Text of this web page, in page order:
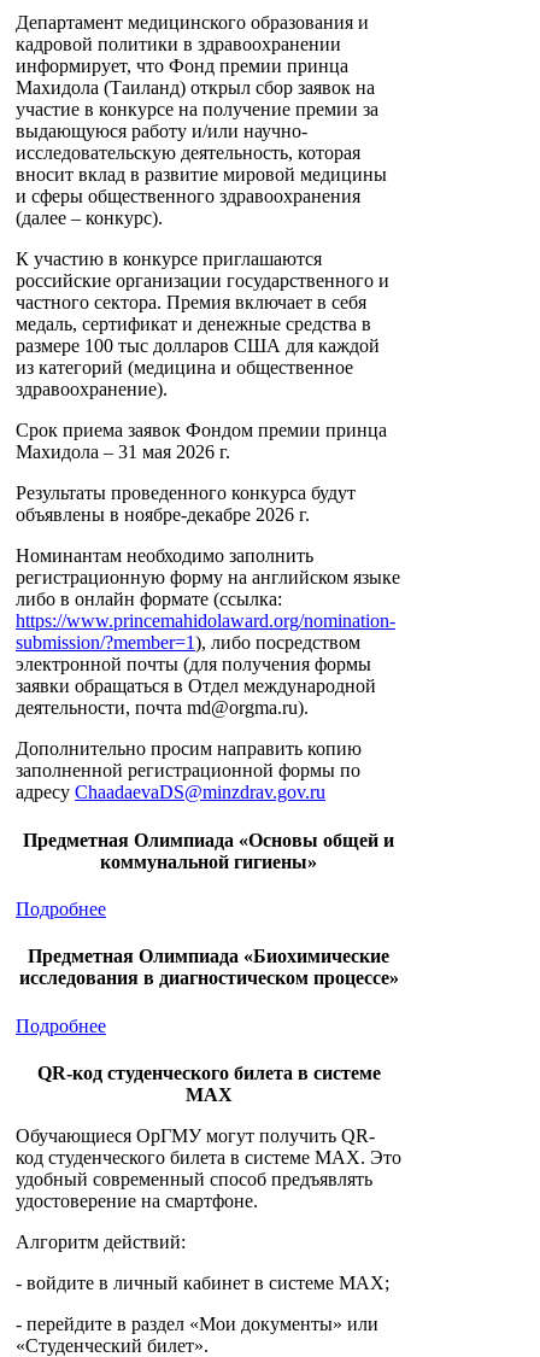
Департамент медицинского образования и
кадровой политики в здравоохранении
информирует, что Фонд премии принца
Махидола (Таиланд) открыл сбор заявок на
участие в конкурсе на получение премии за
выдающуюся работу и/или научно-
исследовательскую деятельность, которая
вносит вклад в развитие мировой медицины
и сферы общественного здравоохранения
(далее – конкурс).
К участию в конкурсе приглашаются
российские организации государственного и
частного сектора. Премия включает в себя
медаль, сертификат и денежные средства в
размере 100 тыс долларов США для каждой
из категорий (медицина и общественное
здравоохранение).
Срок приема заявок Фондом премии принца
Махидола – 31 мая 2026 г.
Результаты проведенного конкурса будут
объявлены в ноябре-декабре 2026 г.
Номинантам необходимо заполнить
регистрационную форму на английском языке
либо в онлайн формате (ссылка:
https://www.princemahidolaward.org/nomination-
submission/?member=1), либо посредством
электронной почты (для получения формы
заявки обращаться в Отдел международной
деятельности, почта md@orgma.ru).
Дополнительно просим направить копию
заполненной регистрационной формы по
адресу ChaadaevaDS@minzdrav.gov.ru
Предметная Олимпиада «Основы общей и
коммунальной гигиены»
Подробнее
Предметная Олимпиада «Биохимические
исследования в диагностическом процессе»
Подробнее
QR-код студенческого билета в системе
MAX
Обучающиеся ОрГМУ могут получить QR-
код студенческого билета в системе MAX. Это
удобный современный способ предъявлять
удостоверение на смартфоне.
Алгоритм действий:
- войдите в личный кабинет в системе MAX;
- перейдите в раздел «Мои документы» или
«Студенческий билет».